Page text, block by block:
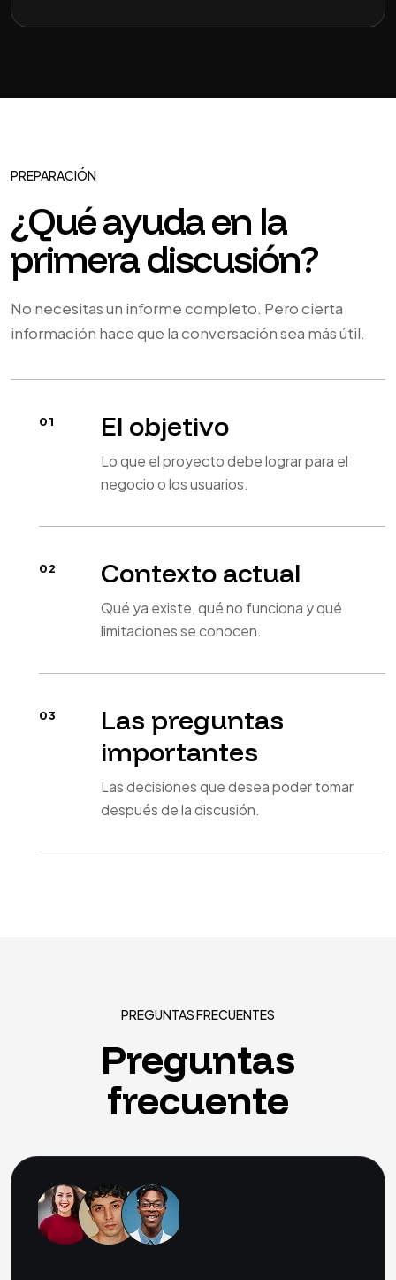
PREPARACIÓN
¿Qué ayuda en la
primera discusión?
No necesitas un informe completo. Pero cierta
información hace que la conversación sea más útil.
El objetivo
Lo que el proyecto debe lograr para el
negocio o los usuarios.
Contexto actual
Qué ya existe, qué no funciona y qué
limitaciones se conocen.
Las preguntas
importantes
Las decisiones que desea poder tomar
después de la discusión.
PREGUNTAS FRECUENTES
Preguntas
frecuente